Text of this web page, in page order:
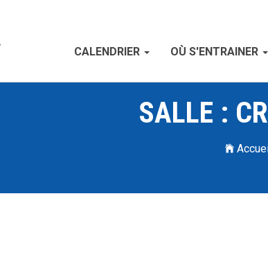
CALENDRIER OÙ S'ENTRAINER
SALLE :